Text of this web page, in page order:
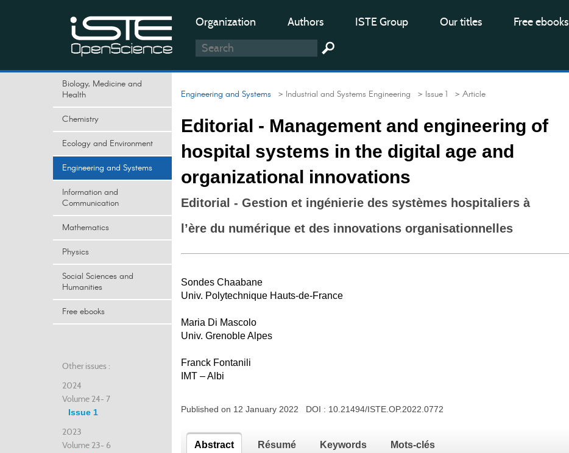
Organization Authors ISTE Group Our titles Free ebooks
Biology, Medicine and
Health
Chemistry
Ecology and Environment
Engineering and Systems
Information and
Communication
Mathematics
Physics
Social Sciences and
Humanities
Free ebooks
Other issues :
2024
Volume 24- 7
Issue 1
2023
Volume 23- 6
Engineering and Systems > Industrial and Systems Engineering > Issue 1 > Article
Editorial - Management and engineering of
hospital systems in the digital age and
organizational innovations
Editorial - Gestion et ingénierie des systèmes hospitaliers à
l’ère du numérique et des innovations organisationnelles
Sondes Chaabane
Univ. Polytechnique Hauts-de-France
Maria Di Mascolo
Univ. Grenoble Alpes
Franck Fontanili
IMT – Albi
Published on 12 January 2022 DOI : 10.21494/ISTE.OP.2022.0772
Abstract Résumé Keywords Mots-clés